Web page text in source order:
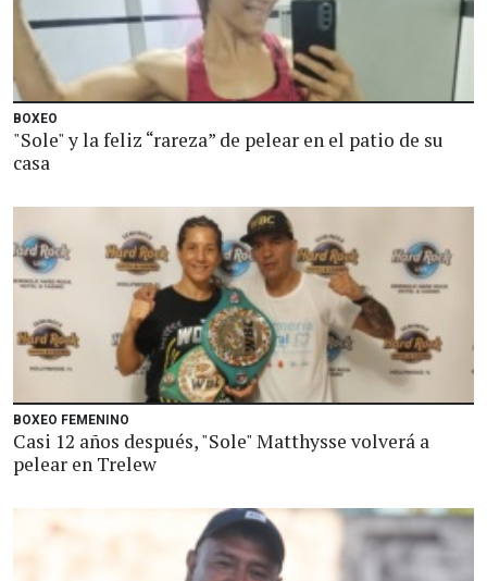
BOXEO
"Sole" y la feliz “rareza” de pelear en el patio de su
casa
BOXEO FEMENINO
Casi 12 años después, "Sole" Matthysse volverá a
pelear en Trelew